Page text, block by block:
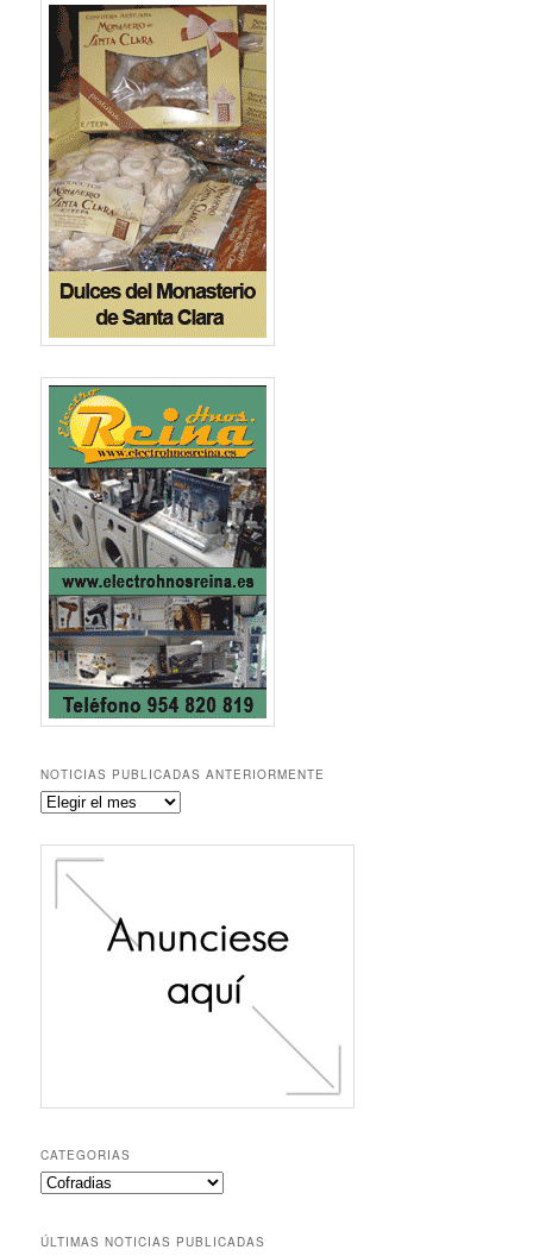
NOTICIAS PUBLICADAS ANTERIORMENTE
Noticias
anteriormente
CATEGORIAS
Categorias
ÚLTIMAS NOTICIAS PUBLICADAS